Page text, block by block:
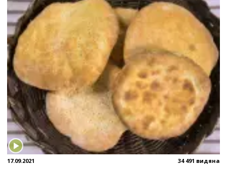
17.09.2021 34 491 видяна